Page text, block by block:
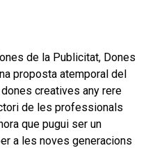
de la Publicitat, Dones
proposta atemporal del
creatives any rere
de les professionals
que pugui ser un
a les noves generacions